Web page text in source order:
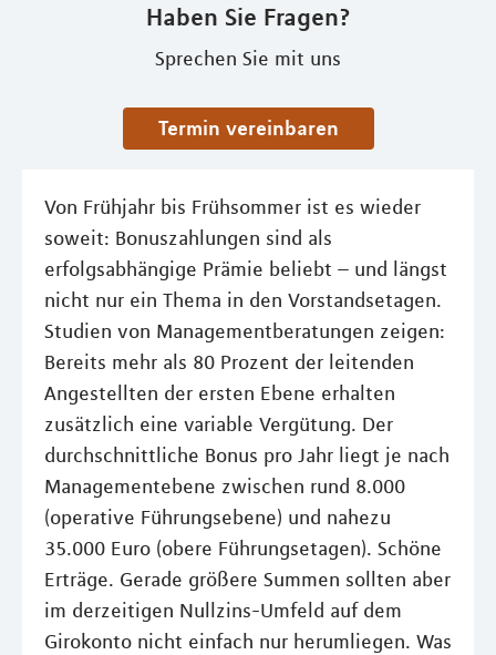
Haben Sie Fragen?
Sprechen Sie mit uns
Termin vereinbaren
Von Frühjahr bis Frühsommer ist es wieder
soweit: Bonuszahlungen sind als
erfolgsabhängige Prämie beliebt – und längst
nicht nur ein Thema in den Vorstandsetagen.
Studien von Managementberatungen zeigen:
Bereits mehr als 80 Prozent der leitenden
Angestellten der ersten Ebene erhalten
zusätzlich eine variable Vergütung. Der
durchschnittliche Bonus pro Jahr liegt je nach
Managementebene zwischen rund 8.000
(operative Führungsebene) und nahezu
35.000 Euro (obere Führungsetagen). Schöne
Erträge. Gerade größere Summen sollten aber
im derzeitigen Nullzins-Umfeld auf dem
Girokonto nicht einfach nur herumliegen. Was